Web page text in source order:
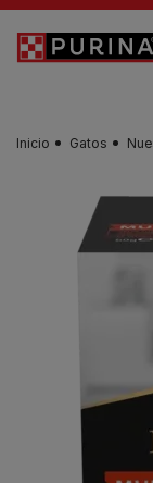
Skip to main
Inicio Gatos